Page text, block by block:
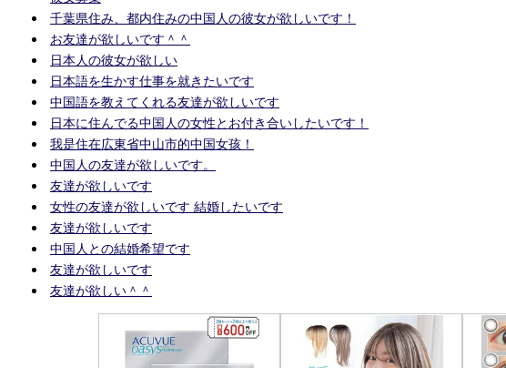
千葉県住み、都内住みの中国人の彼女が欲しいです！
お友達が欲しいです＾＾
日本人の彼女が欲しい
日本語を生かす仕事を就きたいです
中国語を教えてくれる友達が欲しいです
日本に住んでる中国人の女性とお付き合いしたいです！
我是住在広東省中山市的中国女孩！
中国人の友達が欲しいです。
友達が欲しいです
女性の友達が欲しいです 結婚したいです
友達が欲しいです
中国人との結婚希望です
友達が欲しいです
友達が欲しい＾＾